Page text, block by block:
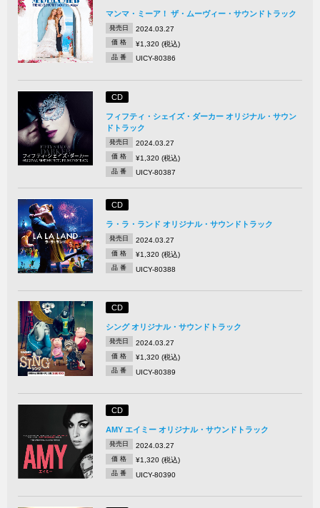
マンマ・ミーア！ ザ・ムーヴィー・サウンドトラック
発売日 2024.03.27
価 格 ¥1,320 (税込)
品 番 UICY-80386
CD
フィフティ・シェイズ・ダーカー オリジナル・サウン
ドトラック
発売日 2024.03.27
価 格 ¥1,320 (税込)
品 番 UICY-80387
CD
ラ・ラ・ランド オリジナル・サウンドトラック
発売日 2024.03.27
価 格 ¥1,320 (税込)
品 番 UICY-80388
CD
シング オリジナル・サウンドトラック
発売日 2024.03.27
価 格 ¥1,320 (税込)
品 番 UICY-80389
CD
AMY エイミー オリジナル・サウンドトラック
発売日 2024.03.27
価 格 ¥1,320 (税込)
品 番 UICY-80390